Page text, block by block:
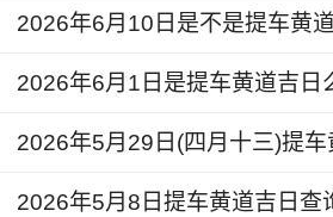
2026年6月1日是提车黄道吉日
2026年5月8日提车黄道吉日查